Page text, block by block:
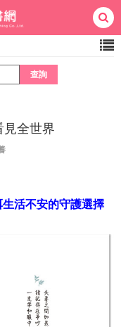
ㄅㄆㄇ學習
見全世界
活不安的守護選擇